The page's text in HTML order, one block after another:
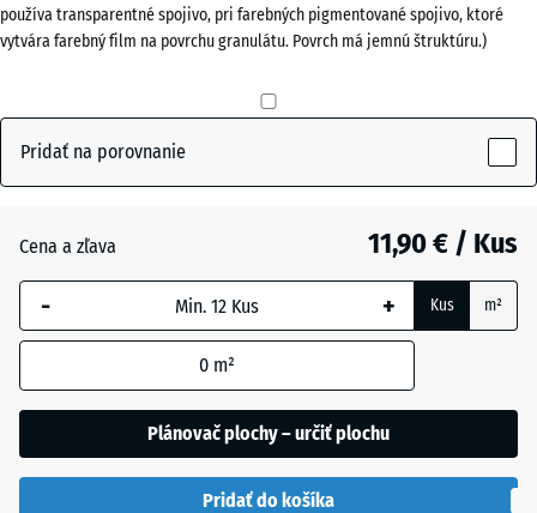
Cihlová
červená(active)
Antracit
sivá
Trávovo
používa transparentné spojivo, pri farebných pigmentované spojivo, ktoré
vytvára farebný film na povrchu granulátu. Povrch má jemnú štruktúru.)
Pridať na porovnanie
Cena a zľava 11,90 € / Kus
- + Kus m²
0 m²
Plánovač plochy – určiť plochu
Pridať do košíka